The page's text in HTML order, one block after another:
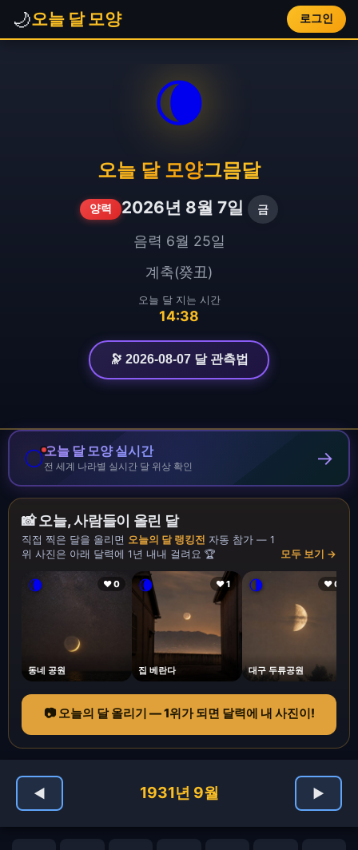
🌙오늘 달 모양 로그인
🌘
오늘 달 모양그믐달
양력 2026년 8월 7일 금
음력 6월 25일
계축(癸丑)
오늘 달 지는 시간
14:38
🔭 2026-08-07 달 관측법
🌕오늘 달 모양 실시간
전 세계 나라별 실시간 달 위상 확인 →
📸 오늘, 사람들이 올린 달
직접 찍은 달을 올리면 오늘의 달 랭킹전 자동 참가 — 1
위 사진은 아래 달력에 1년 내내 걸려요 🏆
모두 보기 →
🌘 ❤ 0
동네 공원
🌘 ❤ 1
집 베란다
🌗 ❤ 0
대구 두류공원
📷 오늘의 달 올리기 — 1위가 되면 달력에 내 사진이!
◀ 1931년 9월 ▶